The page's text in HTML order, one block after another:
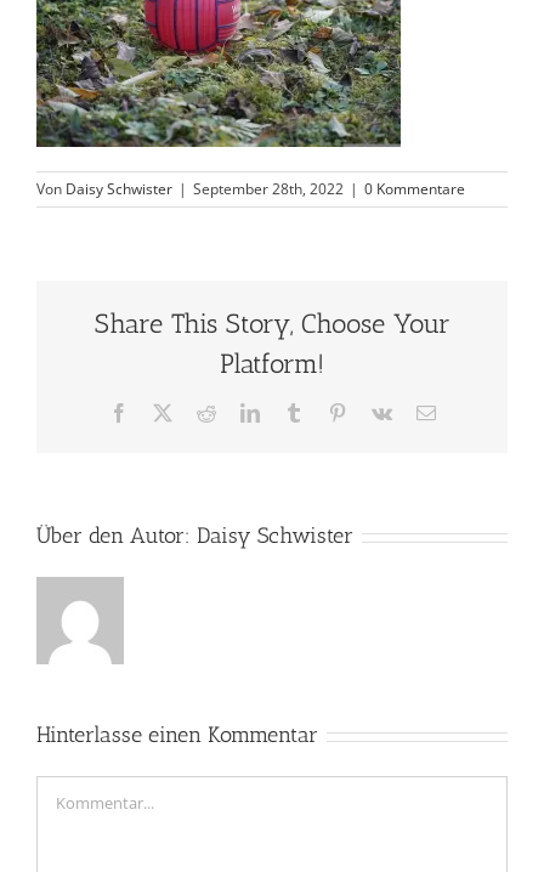
Von Daisy Schwister | September 28th, 2022 | 0 Kommentare
Share This Story, Choose Your
Platform!
Facebook RedditLinkedInTumblr Pinterest
Vk
E-
Über den Autor: Daisy Schwister
Hinterlasse einen Kommentar